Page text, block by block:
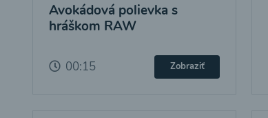
Avokádová polievka s
hráškom RAW
00:15 Zobraziť